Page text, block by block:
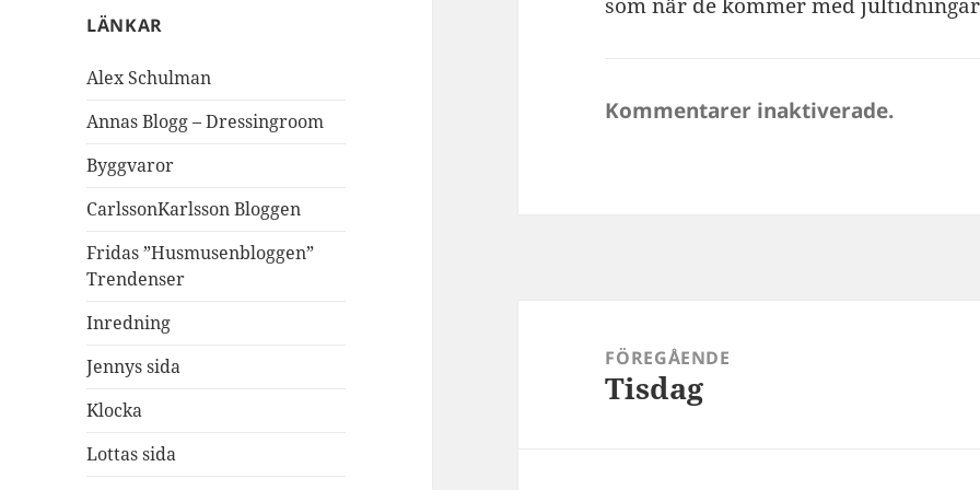
LÄNKAR
Alex Schulman
Annas Blogg – Dressingroom
Byggvaror
CarlssonKarlsson Bloggen
Fridas ”Husmusenbloggen”
Trendenser
Inredning
Jennys sida
Klocka
Lottas sida
som när de kommer med
Kommentarer inaktiverade.
FÖREGÅENDE
Föregående
Tisdag